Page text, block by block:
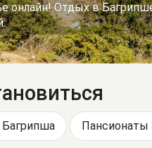
онлайн! Отдых в
Пансионаты